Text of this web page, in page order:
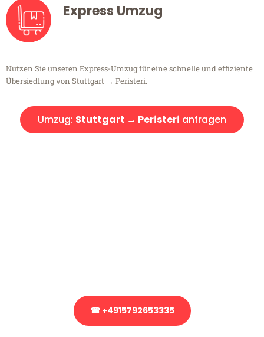
Express Umzug
Nutzen Sie unseren Express-Umzug für eine schnelle und effiziente
Übersiedlung von Stuttgart → Peristeri.
Umzug: Stuttgart → Peristeri anfragen
☎ +4915792653335